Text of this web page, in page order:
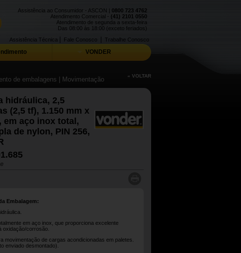
Assistência ao Consumidor - ASCON | 0800 723 4762
Atendimento Comercial - (41) 2101 0550
Atendimento de segunda a sexta-feira
Das 08:00 às 18:00 (exceto feriados)
Trabalhe Conosco
Fale Conosco
Assistência Técnica
VONDER
de embalagens | Movimentação « VOLTAR
hidráulica, 2,5
(2,5 tf), 1.150 mm x
em aço inox total,
de nylon, PIN 256,
Embalagem:
em aço inox, que proporciona excelente
oxidação/corrosão.
movimentação de cargas acondicionadas em paletes.
enviado desmontado).